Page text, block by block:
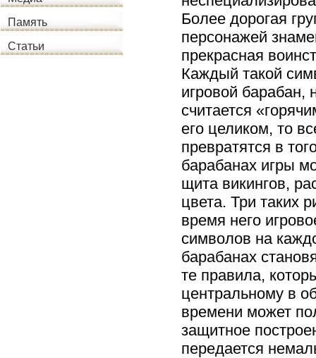
Память
Статьи
Более дорогая
персонажей
прекрасная
Каждый такой
игровой барабан,
считается
его целиком, то
превратятся в
барабанах игры
щита викингов,
цвета. Три таких
время него
символов на
барабанах
те правила,
центральному в
времени может
защитное
передается